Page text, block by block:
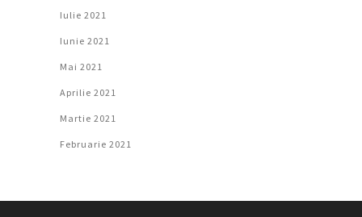
Iulie 2021
Iunie 2021
Mai 2021
Aprilie 2021
Martie 2021
Februarie 2021